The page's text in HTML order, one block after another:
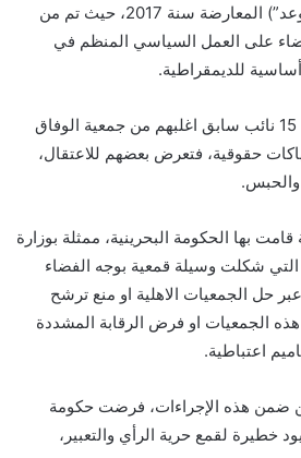
الوطني الديموقراطي” (“وعد”) المعارضة سنة 2017، حيث تم من
على العمل السياسي المنظم في
للديمقراطية.
وثقت “سلام” أيضاً، تعرض 15 نائب سابق اغلبهم من جمعية الوفاق
حقوقية، فتعرض بعضهم للاعتقال،
بها الحكومة البحرينية، ممثلة بوزارة
التي شكلت وسيلة قمعية بوجه الفضاء
حل الجمعيات الاهلية او منع ترشح
الجمعيات او فرض الرقابة المشددة
اعتباطية.
ضمن هذه الإجراءات، فرضت حكومة
منذ سنة 2011، قيود خطيرة لقمع حرية الرأي والتعبير،